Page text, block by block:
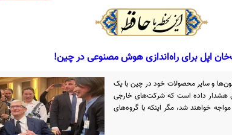
اپل برای راه‌اندازی هوش مصنوعی در چین!
و سایر محصولات خود در چین با یک
هشدار داده است که شرکت‌های خارجی
خواهند شد، مگر اینکه با گروه‌های